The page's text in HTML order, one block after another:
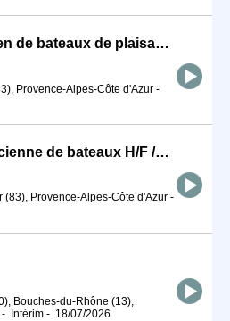
Apprenti.e Mécanicien de bateaux de plaisance #TDFE2026 (H/F)
Provence-Alpes-Côte d'Azur -
Mécanicien / Mécanicienne de bateaux H/F /NON LOGE
(83), Provence-Alpes-Côte d'Azur -
Bouches-du-Rhône (13),
- Intérim - 18/07/2026